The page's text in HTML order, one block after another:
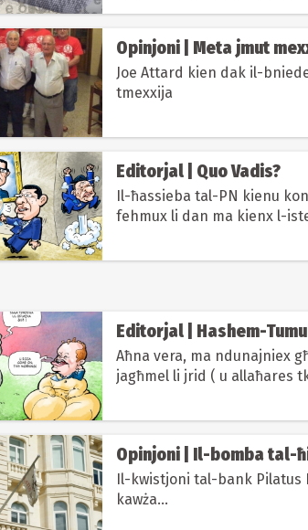
ta’ Nuremberg u...
Opinjoni | Meta jmut
Joe Attard kien dak il-
tmexxija
Editorjal | Quo Vadis?
Il-ħassieba tal-PN kienu
fehmux li dan ma kienx l-
Editorjal | Hashem-
Aħna vera, ma ndunajniex
jagħmel li jrid ( u allaħares
Opinjoni | Il-bomba tal-
Il-kwistjoni tal-bank
kawża...